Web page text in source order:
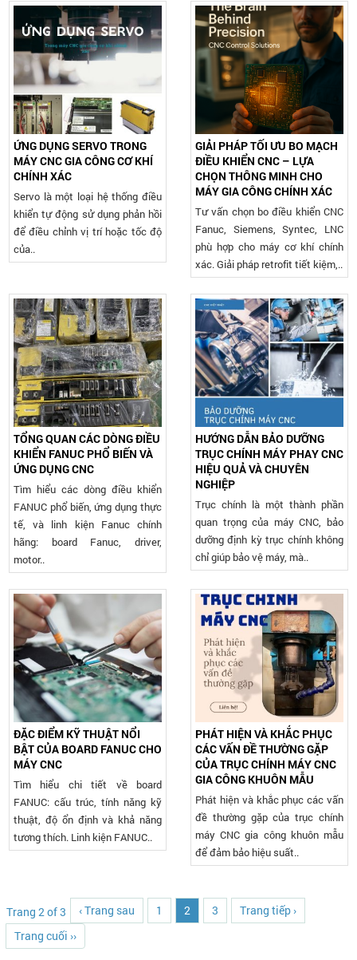
ỨNG DỤNG SERVO TRONG
MÁY CNC GIA CÔNG CƠ KHÍ
CHÍNH XÁC
Servo là một loại hệ thống điều
khiển tự động sử dụng phản hồi
để điều chỉnh vị trí hoặc tốc độ
của..
GIẢI PHÁP TỐI ƯU BO MẠCH
ĐIỀU KHIỂN CNC – LỰA
CHỌN THÔNG MINH CHO
MÁY GIA CÔNG CHÍNH XÁC
Tư vấn chọn bo điều khiển CNC
Fanuc, Siemens, Syntec, LNC
phù hợp cho máy cơ khí chính
xác. Giải pháp retrofit tiết kiệm,..
TỔNG QUAN CÁC DÒNG ĐIỀU
KHIỂN FANUC PHỔ BIẾN VÀ
ỨNG DỤNG CNC
Tìm hiểu các dòng điều khiển
FANUC phổ biến, ứng dụng thực
tế, và linh kiện Fanuc chính
hãng: board Fanuc, driver,
motor..
HƯỚNG DẪN BẢO DƯỠNG
TRỤC CHÍNH MÁY PHAY CNC
HIỆU QUẢ VÀ CHUYÊN
NGHIỆP
Trục chính là một thành phần
quan trọng của máy CNC, bảo
dưỡng định kỳ trục chính không
chỉ giúp bảo vệ máy, mà..
ĐẶC ĐIỂM KỸ THUẬT NỔI
BẬT CỦA BOARD FANUC CHO
MÁY CNC
Tìm hiểu chi tiết về board
FANUC: cấu trúc, tính năng kỹ
thuật, độ ổn định và khả năng
tương thích. Linh kiện FANUC..
PHÁT HIỆN VÀ KHẮC PHỤC
CÁC VẤN ĐỀ THƯỜNG GẶP
CỦA TRỤC CHÍNH MÁY CNC
GIA CÔNG KHUÔN MẪU
Phát hiện và khắc phục các vấn
đề thường gặp của trục chính
máy CNC gia công khuôn mẫu
để đảm bảo hiệu suất..
Trang 2 of 3 ‹ Trang sau 1 2 3
Trang tiếp ›
Trang cuối ››